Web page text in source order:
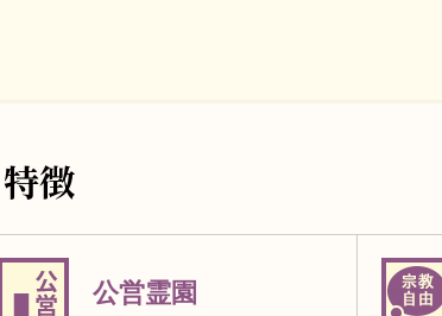
特徴
公営霊園